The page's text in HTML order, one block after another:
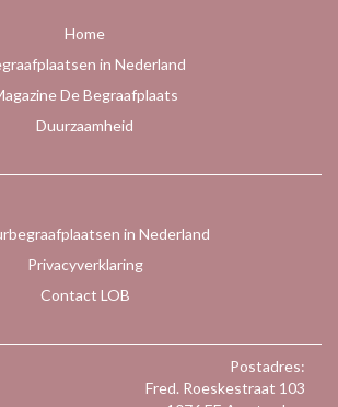
Home
in Nederland
De Begraafplaats
Duurzaamheid
in Nederland
Privacyverklaring
Contact LOB
Postadres:
Fred. Roeskestraat 103